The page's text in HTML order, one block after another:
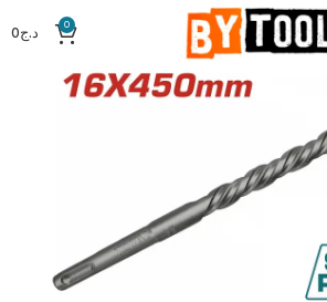
0 د.ج0